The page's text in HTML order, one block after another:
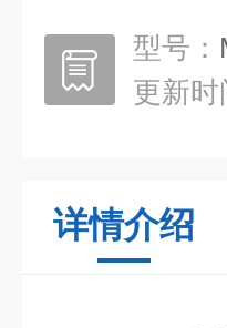
型号：
更新时
详情介绍